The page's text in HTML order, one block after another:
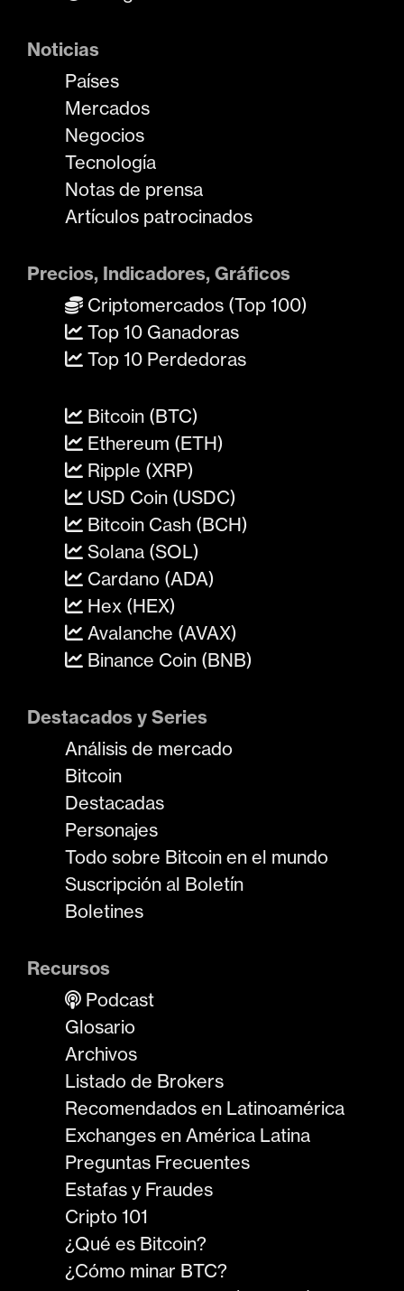
Noticias
Países
Mercados
Negocios
Tecnología
Notas de prensa
Artículos patrocinados
Precios, Indicadores, Gráficos
Criptomercados (Top 100)
Top 10 Ganadoras
Top 10 Perdedoras
Bitcoin (BTC)
Ethereum (ETH)
Ripple (XRP)
USD Coin (USDC)
Bitcoin Cash (BCH)
Solana (SOL)
Cardano (ADA)
Hex (HEX)
Avalanche (AVAX)
Binance Coin (BNB)
Destacados y Series
Análisis de mercado
Bitcoin
Destacadas
Personajes
Todo sobre Bitcoin en el mundo
Suscripción al Boletín
Boletines
Recursos
Podcast
Glosario
Archivos
Listado de Brokers
Recomendados en Latinoamérica
Exchanges en América Latina
Preguntas Frecuentes
Estafas y Fraudes
Cripto 101
¿Qué es Bitcoin?
¿Cómo minar BTC?